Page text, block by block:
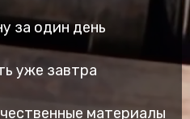
за один день
уже завтра
материалы